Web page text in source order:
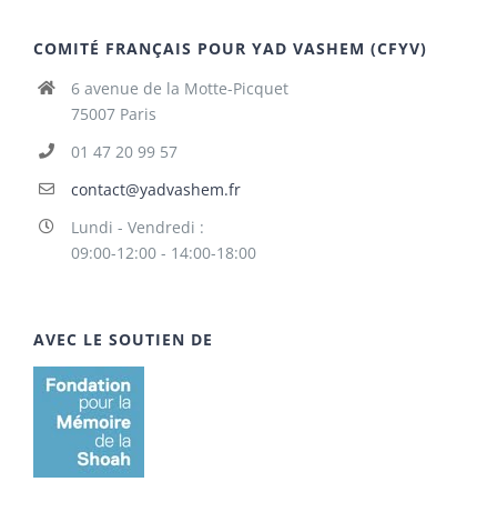
COMITÉ FRANÇAIS POUR YAD VASHEM (CFYV)
6 avenue de la Motte-Picquet
75007 Paris
01 47 20 99 57
contact@yadvashem.fr
Lundi - Vendredi :
09:00-12:00 - 14:00-18:00
AVEC LE SOUTIEN DE